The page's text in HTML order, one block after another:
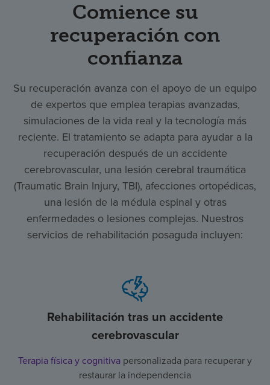
Comience su
recuperación con
confianza
Su recuperación avanza con el apoyo de un equipo
de expertos que emplea terapias avanzadas,
simulaciones de la vida real y la tecnología más
reciente. El tratamiento se adapta para ayudar a la
recuperación después de un accidente
cerebrovascular, una lesión cerebral traumática
(Traumatic Brain Injury, TBI), afecciones ortopédicas,
una lesión de la médula espinal y otras
enfermedades o lesiones complejas. Nuestros
servicios de rehabilitación posaguda incluyen:
Rehabilitación tras un accidente
cerebrovascular
Terapia física y cognitiva personalizada para recuperar y
restaurar la independencia